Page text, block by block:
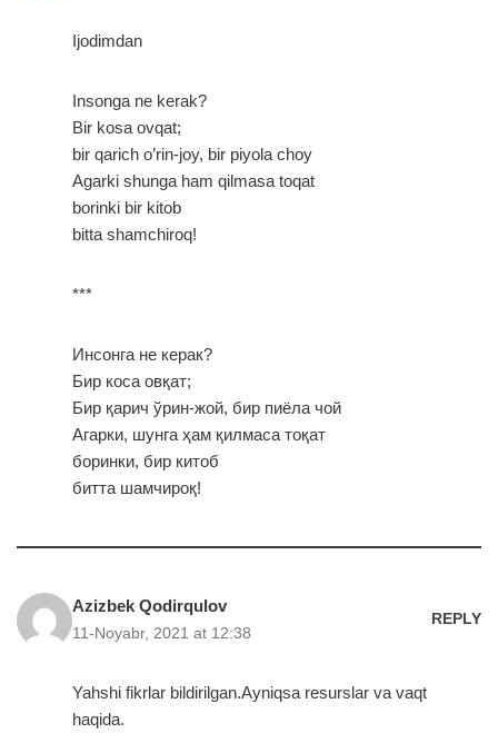
Ijodimdan
Insonga ne kerak?
Bir kosa ovqat;
bir qarich o’rin-joy, bir piyola choy
Agarki shunga ham qilmasa toqat
borinki bir kitob
bitta shamchiroq!
***
Инсонга не керак?
Бир коса овқат;
Бир қарич ўрин-жой, бир пиёла чой
Агарки, шунга ҳам қилмаса тоқат
боринки, бир китоб
битта шамчироқ!
Azizbek Qodirqulov
11-Noyabr, 2021 at 12:38
REPLY
Yahshi fikrlar bildirilgan.Ayniqsa resurslar va vaqt
haqida.